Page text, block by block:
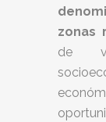
zonas
de